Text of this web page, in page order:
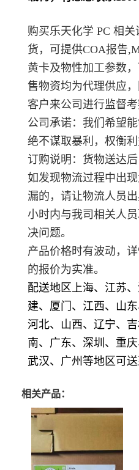
购买乐天化学 PC 相
货，可提供COA报告
黄卡及物性加工参数
售物资均为代理供应
客户来公司进行监督
公司承诺：我们希望
绝不谋取暴利，权衡利
订购说明：货物送达
如发现物流过程中出
漏的，请让物流人员
小时内与我司相关人
决问题。
产品价格时有波动，
的报价为实准。
配送地区上海、江苏
建、厦门、江西、山
河北、山西、辽宁、
南、广东、深圳、重
武汉、广州等地区可
相关产品：